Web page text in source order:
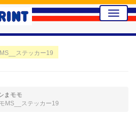
Toggle
ステッカー19
まモモ
MS__ステッカー19